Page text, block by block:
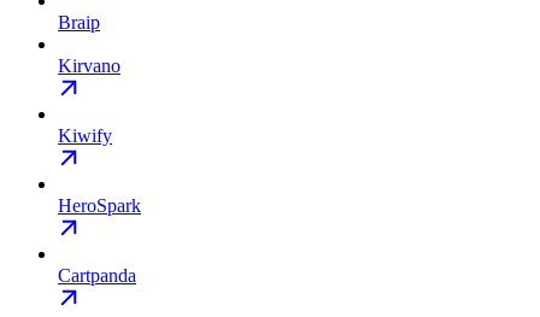
Braip
Kirvano
Kiwify
HeroSpark
Cartpanda